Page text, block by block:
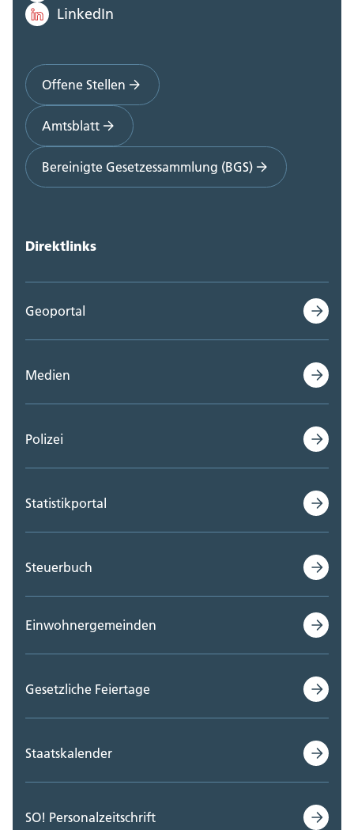
LinkedIn
Offene Stellen
Amtsblatt
Bereinigte Gesetzessammlung (BGS)
Direktlinks
Geoportal
Medien
Polizei
Statistikportal
Steuerbuch
Einwohnergemeinden
Gesetzliche Feiertage
Staatskalender
SO! Personalzeitschrift